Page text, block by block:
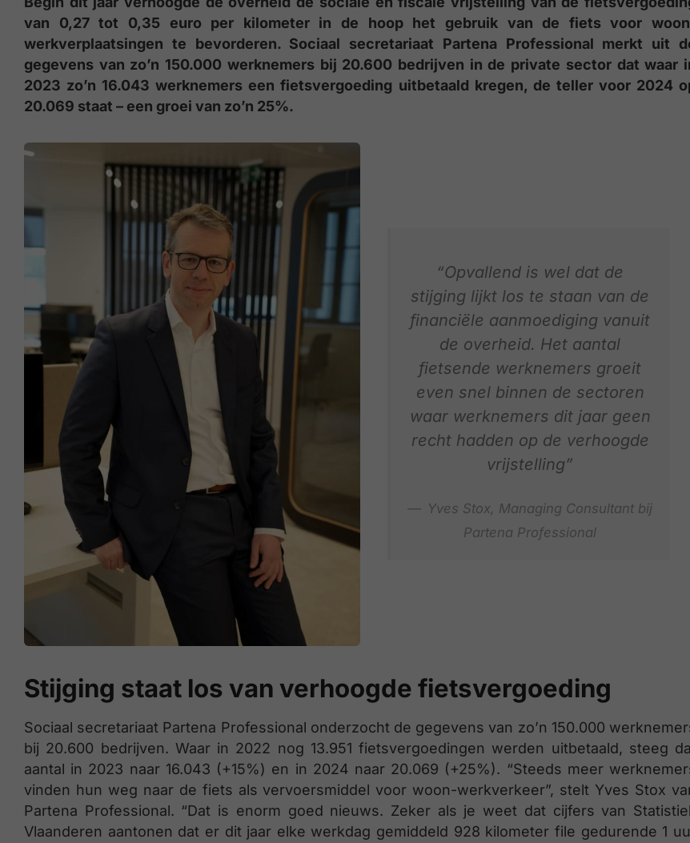
van 0,27 tot 0,35 euro per kilometer in de hoop het gebruik van de fiets voor
werkverplaatsingen te bevorderen. Sociaal secretariaat Partena Professional merkt uit
gegevens van zo’n 150.000 werknemers bij 20.600 bedrijven in de private sector dat waar
2023 zo’n 16.043 werknemers een fietsvergoeding uitbetaald kregen, de teller voor 2024
20.069 staat – een groei van zo’n 25%.
“Opvallend is wel dat de
stijging lijkt los te staan van de
financiële aanmoediging vanuit
de overheid. Het aantal
fietsende werknemers groeit
even snel binnen de sectoren
waar werknemers dit jaar geen
recht hadden op de verhoogde
vrijstelling”
Yves Stox, Managing Consultant bij
Partena Professional
Stijging staat los van verhoogde fietsvergoeding
Sociaal secretariaat Partena Professional onderzocht de gegevens van zo’n 150.000
bij 20.600 bedrijven. Waar in 2022 nog 13.951 fietsvergoedingen werden uitbetaald, steeg
aantal in 2023 naar 16.043 (+15%) en in 2024 naar 20.069 (+25%). “Steeds meer
vinden hun weg naar de fiets als vervoersmiddel voor woon-werkverkeer”, stelt Yves Stox
Partena Professional. “Dat is enorm goed nieuws. Zeker als je weet dat cijfers van
Vlaanderen aantonen dat er dit jaar elke werkdag gemiddeld 928 kilometer file gedurende 1